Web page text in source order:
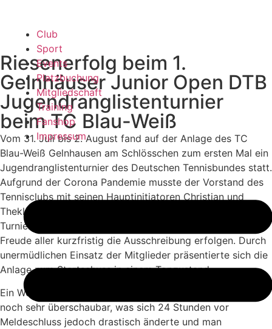
Club
Sport
Events
Platzbuchung
Mitgliedschaft
Training
Fanshop
Impressum
Riesenerfolg beim 1.
Gelnhäuser Junior Open DTB
Jugendranglistenturnier
beim TC Blau-Weiß
Vom 31. Juli bis 2. August fand auf der Anlage des TC
Blau-Weiß Gelnhausen am Schlösschen zum ersten Mal ein
Jugendranglistenturnier des Deutschen Tennisbundes statt.
Aufgrund der Corona Pandemie musste der Vorstand des
Tennisclubs mit seinen Hauptinitiatoren Christian und
Thekla Budde sowie Norbert Wolk lange bangen, ob das
Turnier überhaupt stattfinden kann. Schließlich konnte zur
Freude aller kurzfristig die Ausschreibung erfolgen. Durch
unermüdlichen Einsatz der Mitglieder präsentierte sich die
Anlage zum Startschuss in einem Topzustand.
Ein Wochenende vor Turnierstart waren die Anmeldungen
noch sehr überschaubar, was sich 24 Stunden vor
Meldeschluss jedoch drastisch änderte und man